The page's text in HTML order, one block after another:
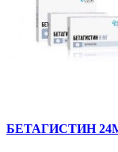
БЕТАГИСТИН